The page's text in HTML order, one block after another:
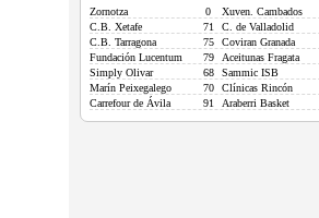
Zornotza 0 Xuven. Cambados
C.B. Xetafe
71 C. de Valladolid
C.B. Tarragona
75 Coviran Granada
Fundación Lucentum
79 Aceitunas Fragata
Simply Olivar
68 Sammic ISB
Marín Peixegalego
70 Clínicas Rincón
Carrefour de Ávila
91 Araberri Basket